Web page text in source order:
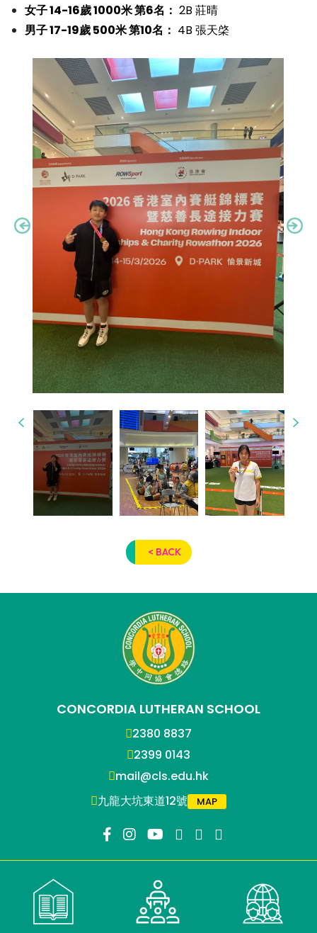
女子 14-16歲 1000米 第6名： 2B 莊晴
男子 17-19歲 500米 第10名： 4B 張天棨
< BACK
CONCORDIA LUTHERAN SCHOOL
2380 8837
2399 0143
mail@cls.edu.hk
九龍大坑東道12號
MAP